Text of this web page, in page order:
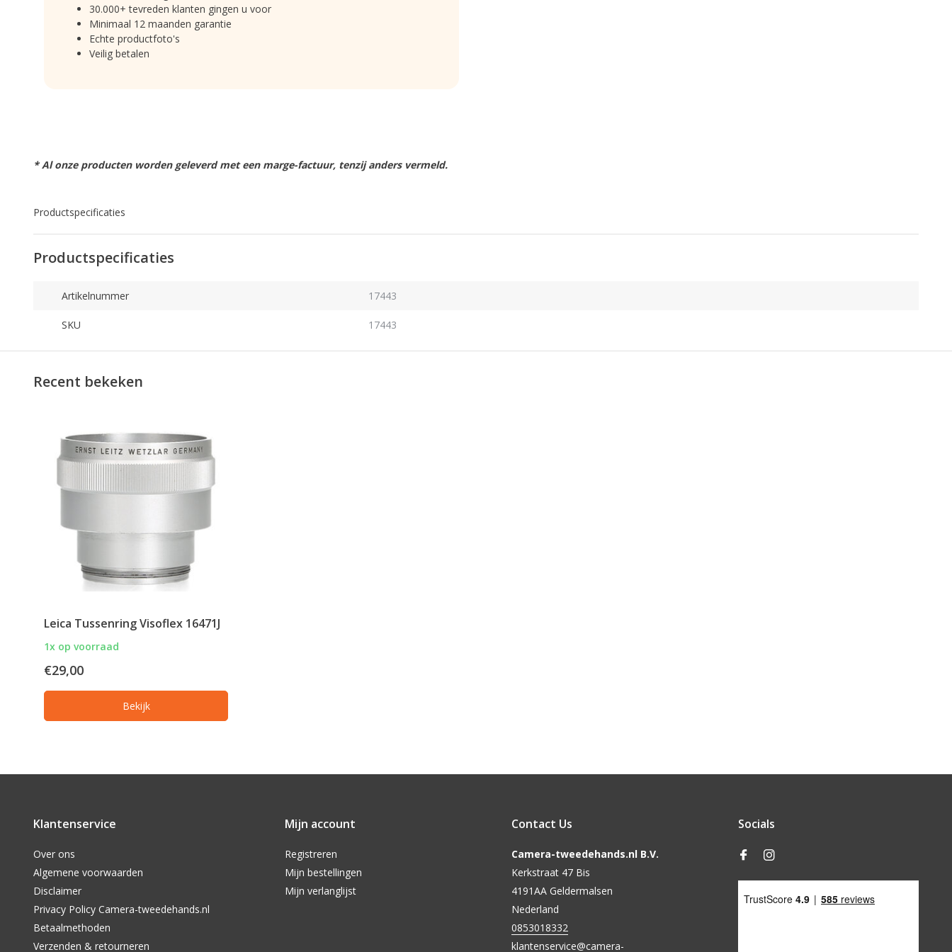
30.000+ tevreden klanten gingen u voor
Minimaal 12 maanden garantie
Echte productfoto's
Veilig betalen
* Al onze producten worden geleverd met een marge-factuur, tenzij anders vermeld.
Productspecificaties
Productspecificaties
Artikelnummer 17443
SKU 17443
Recent bekeken
Leica Tussenring Visoflex 16471J
1x op voorraad
€29,00
Bekijk
Klantenservice
Over ons
Algemene voorwaarden
Disclaimer
Privacy Policy Camera-tweedehands.nl
Betaalmethoden
Verzenden & retourneren
Mijn account
Registreren
Mijn bestellingen
Mijn verlanglijst
Contact Us
Camera-tweedehands.nl B.V.
Kerkstraat 47 Bis
4191AA Geldermalsen
Nederland
0853018332
klantenservice@camera-
Socials